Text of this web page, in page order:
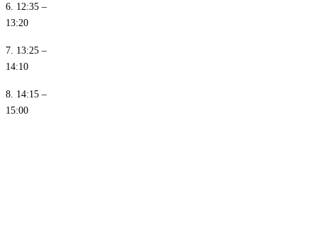
6. 12:35 –
13:20
7. 13:25 –
14:10
8. 14:15 –
15:00